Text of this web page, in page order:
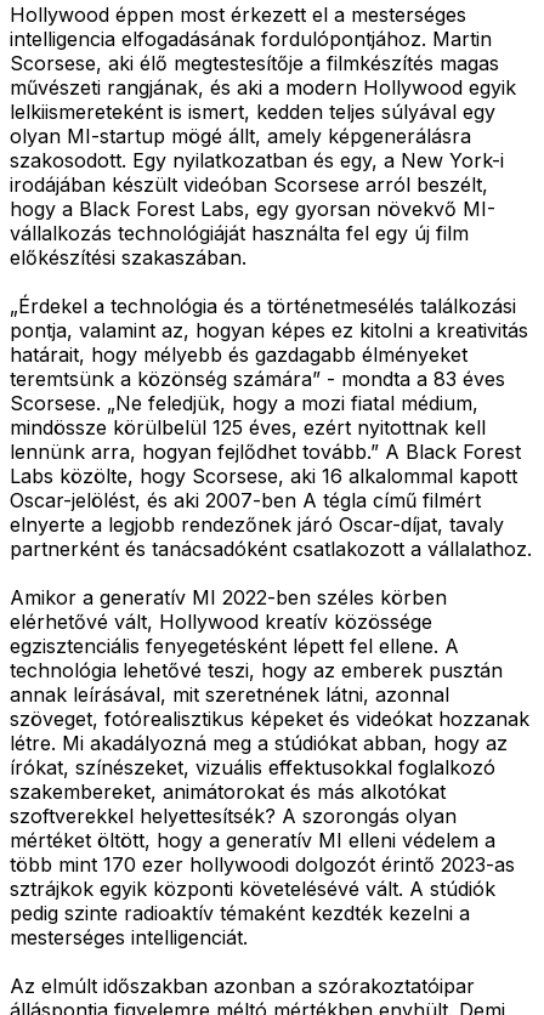
Hollywood éppen most érkezett el a mesterséges
intelligencia elfogadásának fordulópontjához. Martin
Scorsese, aki élő megtestesítője a filmkészítés magas
művészeti rangjának, és aki a modern Hollywood egyik
lelkiismereteként is ismert, kedden teljes súlyával egy
olyan MI-startup mögé állt, amely képgenerálásra
szakosodott. Egy nyilatkozatban és egy, a New York-i
irodájában készült videóban Scorsese arról beszélt,
hogy a Black Forest Labs, egy gyorsan növekvő MI-
vállalkozás technológiáját használta fel egy új film
előkészítési szakaszában.
„Érdekel a technológia és a történetmesélés találkozási
pontja, valamint az, hogyan képes ez kitolni a kreativitás
határait, hogy mélyebb és gazdagabb élményeket
teremtsünk a közönség számára” - mondta a 83 éves
Scorsese. „Ne feledjük, hogy a mozi fiatal médium,
mindössze körülbelül 125 éves, ezért nyitottnak kell
lennünk arra, hogyan fejlődhet tovább.” A Black Forest
Labs közölte, hogy Scorsese, aki 16 alkalommal kapott
Oscar-jelölést, és aki 2007-ben A tégla című filmért
elnyerte a legjobb rendezőnek járó Oscar-díjat, tavaly
partnerként és tanácsadóként csatlakozott a vállalathoz.
Amikor a generatív MI 2022-ben széles körben
elérhetővé vált, Hollywood kreatív közössége
egzisztenciális fenyegetésként lépett fel ellene. A
technológia lehetővé teszi, hogy az emberek pusztán
annak leírásával, mit szeretnének látni, azonnal
szöveget, fotórealisztikus képeket és videókat hozzanak
létre. Mi akadályozná meg a stúdiókat abban, hogy az
írókat, színészeket, vizuális effektusokkal foglalkozó
szakembereket, animátorokat és más alkotókat
szoftverekkel helyettesítsék? A szorongás olyan
mértéket öltött, hogy a generatív MI elleni védelem a
több mint 170 ezer hollywoodi dolgozót érintő 2023-as
sztrájkok egyik központi követelésévé vált. A stúdiók
pedig szinte radioaktív témaként kezdték kezelni a
mesterséges intelligenciát.
Az elmúlt időszakban azonban a szórakoztatóipar
álláspontja figyelemre méltó mértékben enyhült. Demi